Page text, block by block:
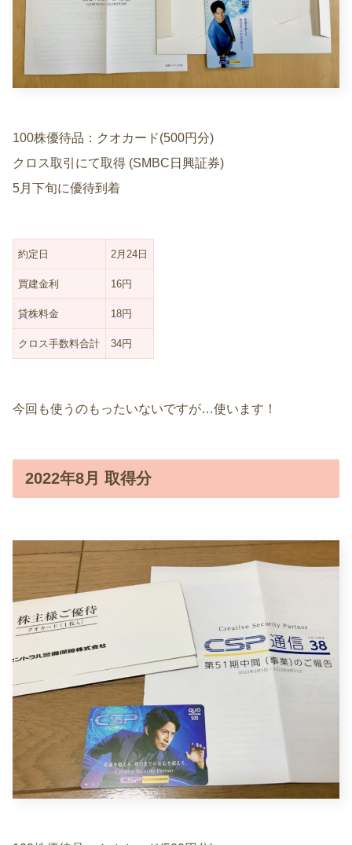
100株優待品：クオカード(500円分)
クロス取引にて取得 (SMBC日興証券)
5月下旬に優待到着
約定日 2月24日
買建金利 16円
貸株料金 18円
クロス手数料合計 34円
今回も使うのもったいないですが…使います！
2022年8月 取得分